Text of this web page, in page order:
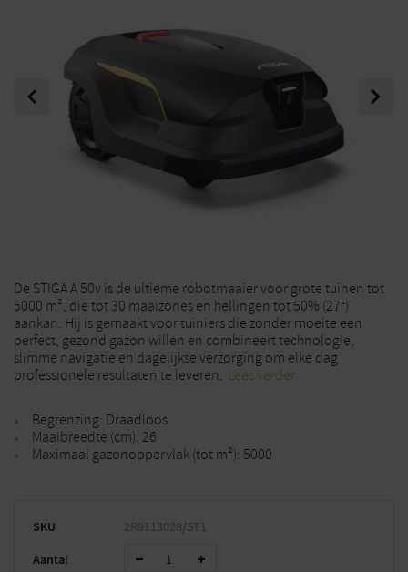
Previous Next
De STIGA A 50v is de ultieme robotmaaier voor grote tuinen tot
5000 m², die tot 30 maaizones en hellingen tot 50% (27°)
aankan. Hij is gemaakt voor tuiniers die zonder moeite een
perfect, gezond gazon willen en combineert technologie,
slimme navigatie en dagelijkse verzorging om elke dag
professionele resultaten te leveren. Lees verder
Begrenzing: Draadloos
Maaibreedte (cm): 26
Maximaal gazonoppervlak (tot m²): 5000
SKU 2R9113028/ST1
Aantal